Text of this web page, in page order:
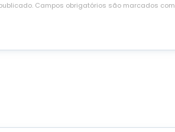
Campos obrigatórios são marcados com